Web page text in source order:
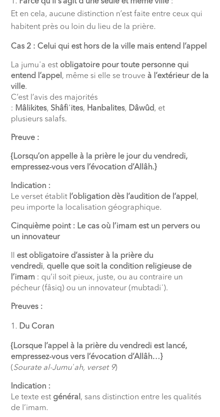
Et en cela, aucune distinction n’est faite entre ceux qui
habitent près ou loin du lieu de la prière.
Cas 2 : Celui qui est hors de la ville mais entend l’appel
La jumuʿa est obligatoire pour toute personne qui
entend l’appel , même si elle se trouve à l’extérieur de la
ville.
C’est l’avis des majorités
: Mâlikites, Shâfiʿites, Hanbalites, Dâwûd, et
plusieurs salafs.
Preuve :
{Lorsqu’on appelle à la prière le jour du vendredi,
empressez-vous vers l’évocation d’Allâh.}
Indication :
Le verset établit l’obligation dès l’audition de l’appel ,
peu importe la localisation géographique.
Cinquième point : Le cas où l’imam est un pervers ou
un innovateur
est obligatoire d’assister à la prière du
vendredi, quelle que soit la condition religieuse de
l’imam : qu’il soit pieux, juste, ou au contraire un
pécheur (fâsiq) ou un innovateur (mubtadiʿ).
Preuves :
Du Coran
{Lorsque l’appel à la prière du vendredi est lancé,
empressez-vous vers l’évocation d’Allâh…}
(Sourate al-Jumuʿah, verset 9)
Indication :
Le texte est général , sans distinction entre les qualités
de l’imam.